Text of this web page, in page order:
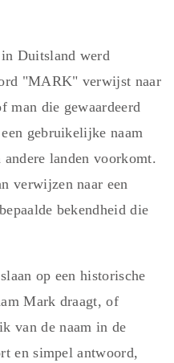
Duitsland werd
"MARK" verwijst naar
man die gewaardeerd
gebruikelijke naam
landen voorkomt.
verwijzen naar een
bekendheid die
op een historische
Mark draagt, of
van de naam in de
en simpel antwoord,